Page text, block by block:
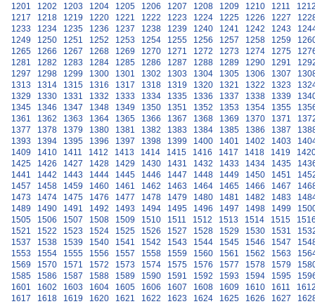
1201 1202 1203 1204 1205 1206 1207 1208 1209 1210 1211
1217
1218 1219 1220 1221 1222 1223 1224 1225 1226 1227
1233
1234 1235 1236 1237 1238 1239 1240 1241 1242 1243
1249
1250 1251 1252 1253 1254 1255 1256 1257 1258 1259
1265
1266 1267 1268 1269 1270 1271 1272 1273 1274 1275
1281
1282 1283 1284 1285 1286 1287 1288 1289 1290 1291
1297
1298 1299 1300 1301 1302 1303 1304 1305 1306 1307
1313
1314 1315 1316 1317 1318 1319 1320 1321 1322 1323
1329
1330 1331 1332 1333 1334 1335 1336 1337 1338 1339
1345
1346 1347 1348 1349 1350 1351 1352 1353 1354 1355
1361
1362 1363 1364 1365 1366 1367 1368 1369 1370 1371
1377
1378 1379 1380 1381 1382 1383 1384 1385 1386 1387
1393
1394 1395 1396 1397 1398 1399 1400 1401 1402 1403
1409
1410 1411 1412 1413 1414 1415 1416 1417 1418 1419
1425
1426 1427 1428 1429 1430 1431 1432 1433 1434 1435
1441
1442 1443 1444 1445 1446 1447 1448 1449 1450 1451
1457
1458 1459 1460 1461 1462 1463 1464 1465 1466 1467
1473
1474 1475 1476 1477 1478 1479 1480 1481 1482 1483
1489
1490 1491 1492 1493 1494 1495 1496 1497 1498 1499
1505
1506 1507 1508 1509 1510 1511 1512 1513 1514 1515
1521
1522 1523 1524 1525 1526 1527 1528 1529 1530 1531
1537
1538 1539 1540 1541 1542 1543 1544 1545 1546 1547
1553
1554 1555 1556 1557 1558 1559 1560 1561 1562 1563
1569
1570 1571 1572 1573 1574 1575 1576 1577 1578 1579
1585
1586 1587 1588 1589 1590 1591 1592 1593 1594 1595
1601
1602 1603 1604 1605 1606 1607 1608 1609 1610 1611
1617
1618 1619 1620 1621 1622 1623 1624 1625 1626 1627